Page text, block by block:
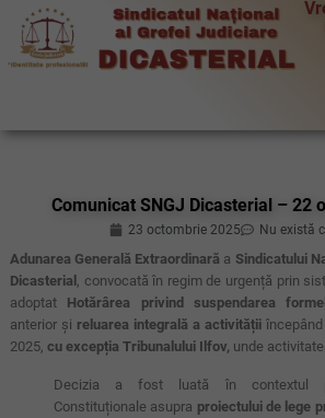
Comunicat SNGJ Dicasterial – 22
23 octombrie 2025 Nu există
Adunarea Generală Extraordinară a Sindicatului
Dicasterial , convocată în regim de urgență prin
adoptat Hotărârea privind suspendarea
anterior și reluarea integrală a activității
2025, cu excepția Tribunalului Ilfov, unde
Decizia a fost luată în contextul
Constituționale asupra proiectului de lege